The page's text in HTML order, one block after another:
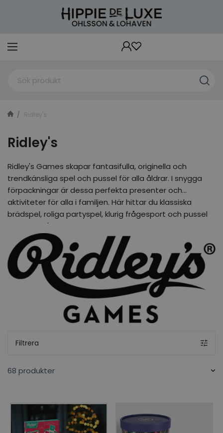
Ridley's
Ridley's
Ridley's Games skapar fantasifulla, originella och
trendkänsliga spel och pussel för alla åldrar. I snygga
förpackningar är dessa perfekta presenter och
aktiviteter för alla i familjen. Här hittar du klassiska
brädspel, roliga partyspel, klurig frågesport och pussel
som kan hålla spänningen uppe i timmar.
Filtrera
68 produkter